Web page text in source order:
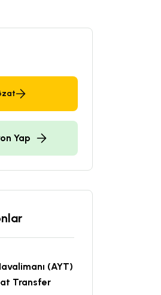
Yap
(AYT)
Transfer